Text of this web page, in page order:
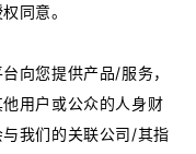
同意。
向您提供产品/服务，
用户或公众的人身财
我们的关联公司/其指